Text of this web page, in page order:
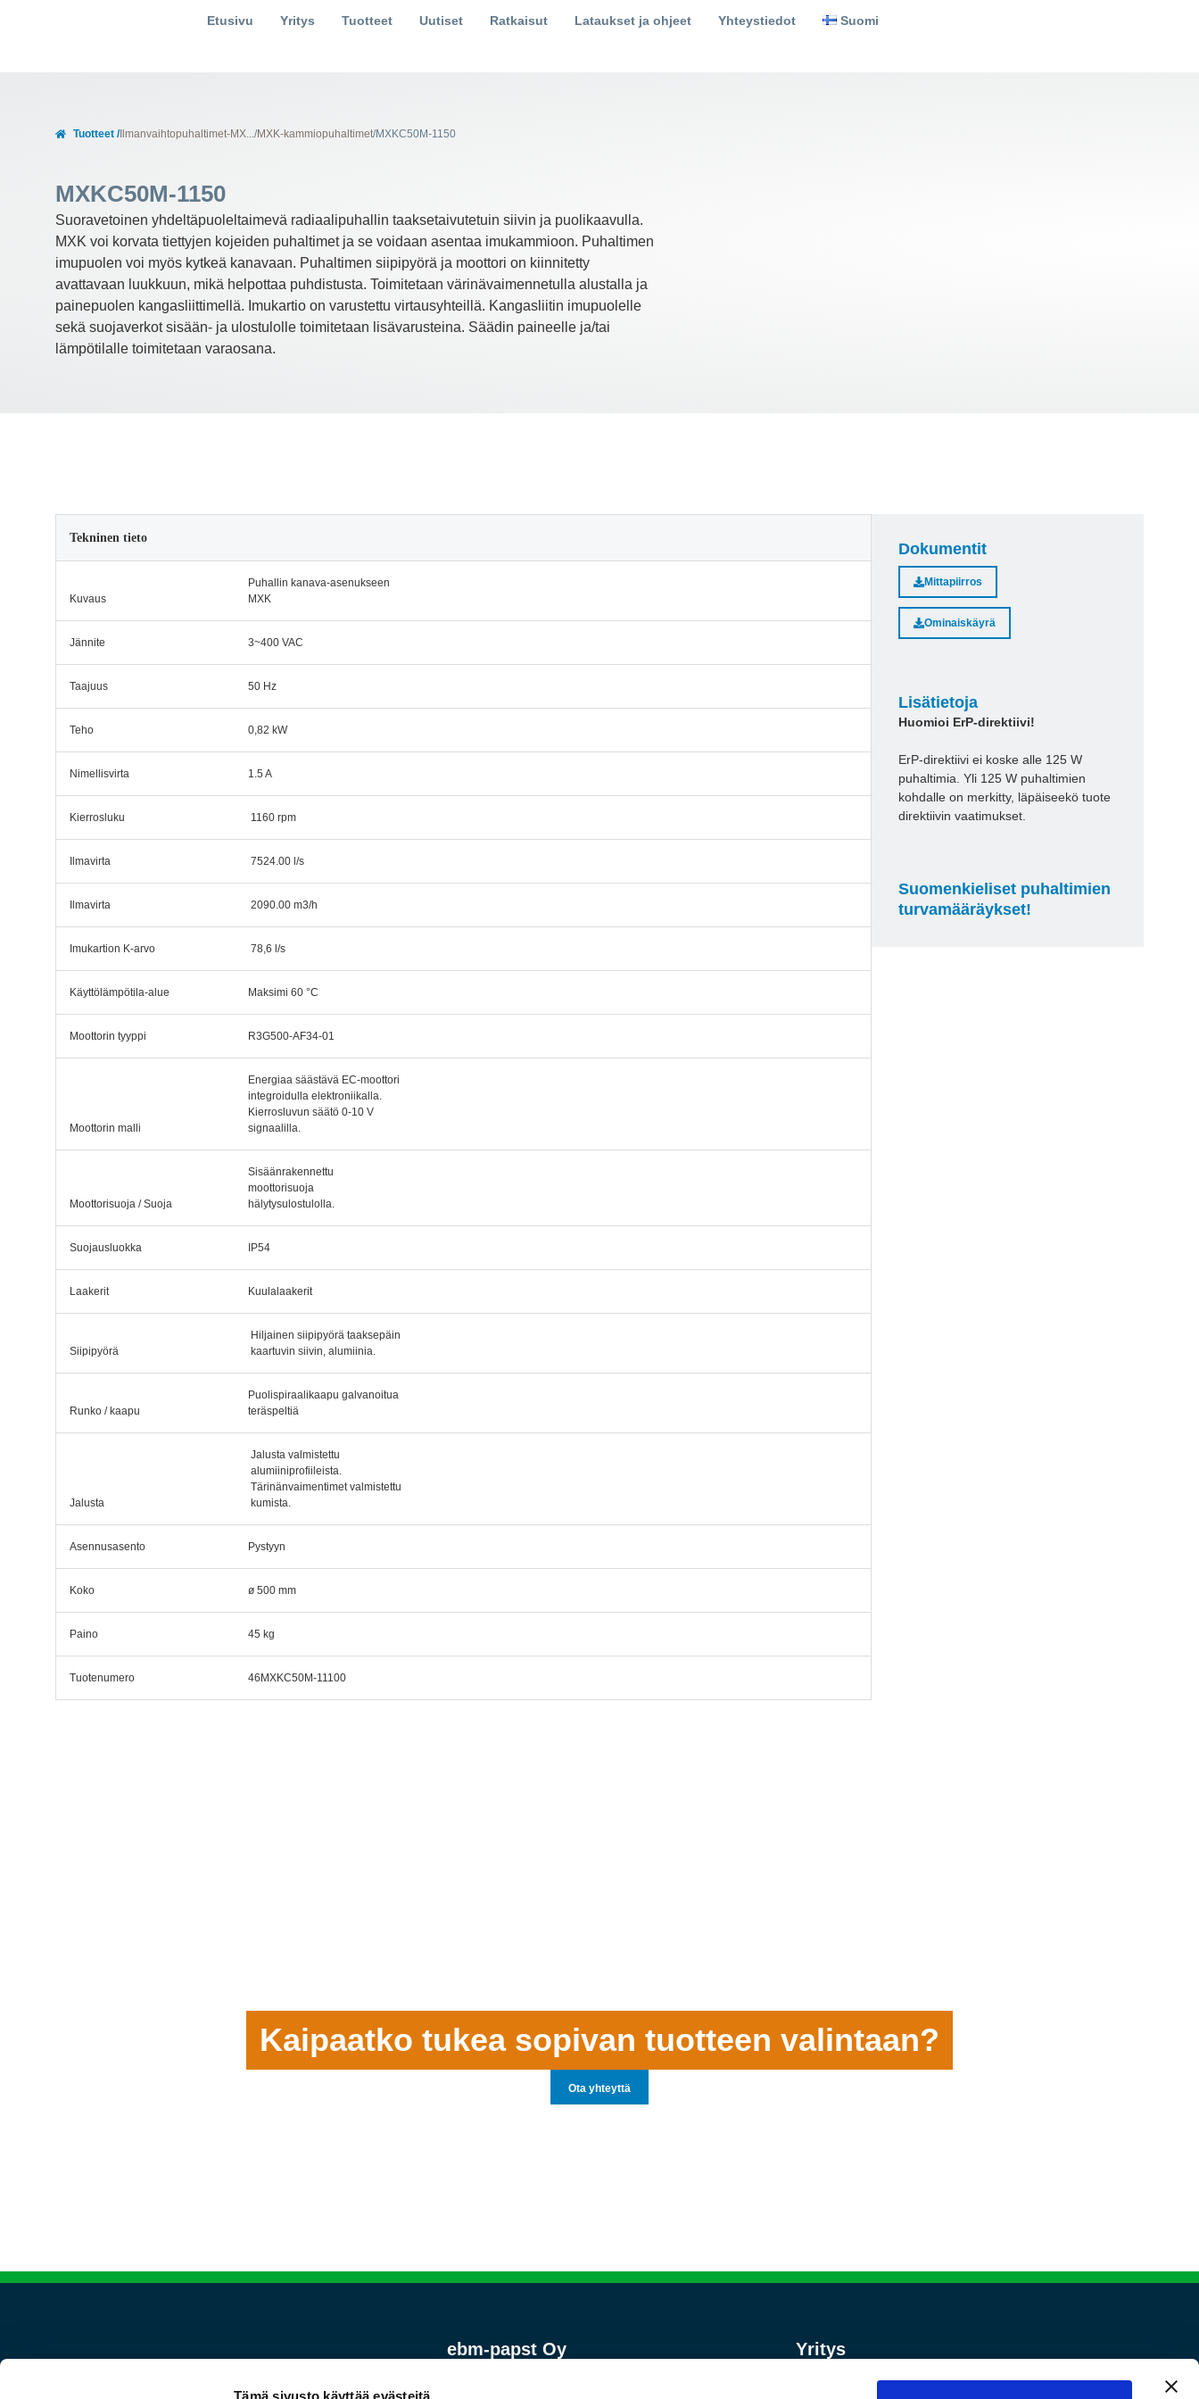
Tämä sivusto käyttää evästeitä
Etusivu Yritys Tuotteet Uutiset Ratkaisut Lataukset ja ohjeet Yhteystiedot Suomi
Tuotteet /Ilmanvaihtopuhaltimet-MX.../MXK-kammiopuhaltimet/MXKC50M-1150
MXKC50M-1150
Suoravetoinen yhdeltäpuoleltaimevä radiaalipuhallin taaksetaivutetuin siivin ja puolikaavulla.
MXK voi korvata tiettyjen kojeiden puhaltimet ja se voidaan asentaa imukammioon. Puhaltimen
imupuolen voi myös kytkeä kanavaan. Puhaltimen siipipyörä ja moottori on kiinnitetty
avattavaan luukkuun, mikä helpottaa puhdistusta. Toimitetaan värinävaimennetulla alustalla ja
painepuolen kangasliittimellä. Imukartio on varustettu virtausyhteillä. Kangasliitin imupuolelle
sekä suojaverkot sisään- ja ulostulolle toimitetaan lisävarusteina. Säädin paineelle ja/tai
lämpötilalle toimitetaan varaosana.
Tekninen tieto
Kuvaus
Puhallin kanava-asenukseen
MXK
Jännite 3~400 VAC
Taajuus 50 Hz
Teho 0,82 kW
Nimellisvirta 1.5 A
Kierrosluku 1160 rpm
Ilmavirta 7524.00 l/s
Ilmavirta 2090.00 m3/h
Imukartion K-arvo 78,6 l/s
Käyttölämpötila-alue Maksimi 60 °C
Moottorin tyyppi R3G500-AF34-01
Moottorin malli
Energiaa säästävä EC-moottori
integroidulla elektroniikalla.
Kierrosluvun säätö 0-10 V
signaalilla.
Moottorisuoja / Suoja
Sisäänrakennettu
moottorisuoja
hälytysulostulolla.
Suojausluokka IP54
Laakerit Kuulalaakerit
Siipipyörä
Hiljainen siipipyörä taaksepäin
kaartuvin siivin, alumiinia.
Runko / kaapu
Puolispiraalikaapu galvanoitua
teräspeltiä
Jalusta
Jalusta valmistettu
alumiiniprofiileista.
Tärinänvaimentimet valmistettu
kumista.
Asennusasento Pystyyn
Koko ø 500 mm
Paino 45 kg
Tuotenumero 46MXKC50M-11100
Dokumentit
Mittapiirros
Ominaiskäyrä
Lisätietoja
Huomioi ErP-direktiivi!
ErP-direktiivi ei koske alle 125 W
puhaltimia. Yli 125 W puhaltimien
kohdalle on merkitty, läpäiseekö tuote
direktiivin vaatimukset.
Suomenkieliset puhaltimien
turvamääräykset!
Kaipaatko tukea sopivan tuotteen valintaan?
Ota yhteyttä
ebm-papst Oy Yritys